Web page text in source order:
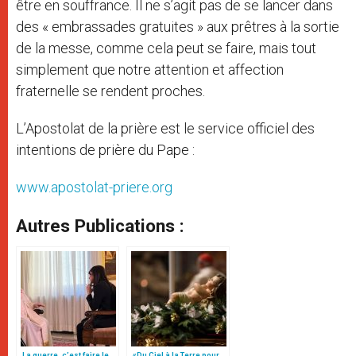
être en souffrance. Il ne s’agit pas de se lancer dans
des « embrassades gratuites » aux prêtres à la sortie
de la messe, comme cela peut se faire, mais tout
simplement que notre attention et affection
fraternelle se rendent proches.
L’Apostolat de la prière est le service officiel des
intentions de prière du Pape :
www.apostolat-priere.org
Autres Publications :